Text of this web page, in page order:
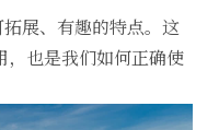
展、有趣的特点。这
，也是我们如何正确使